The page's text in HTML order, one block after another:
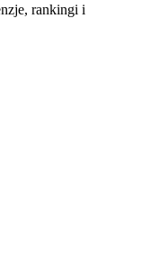
rankingi i